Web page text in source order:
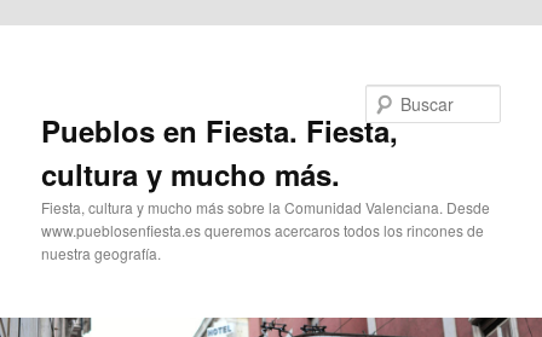
Pueblos en Fiesta. Fiesta,
cultura y mucho más.
Fiesta, cultura y mucho más sobre la Comunidad Valenciana. Desde
www.pueblosenfiesta.es queremos acercaros todos los rincones de
nuestra geografía.